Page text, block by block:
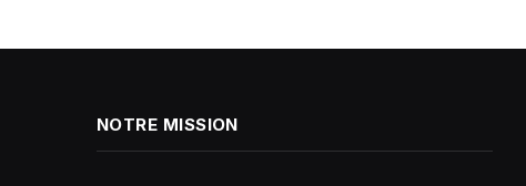
NOTRE MISSION